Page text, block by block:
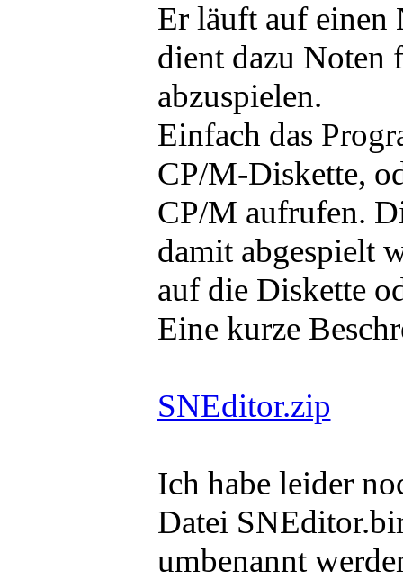
Er läuft auf
dient dazu Noten
abzuspielen.
Einfach das
CP/M-Diskette,
CP/M aufrufen.
damit abgespielt
auf die Diskette
Eine kurze
SNEditor.zip
Ich habe leider
Datei
umbenannt